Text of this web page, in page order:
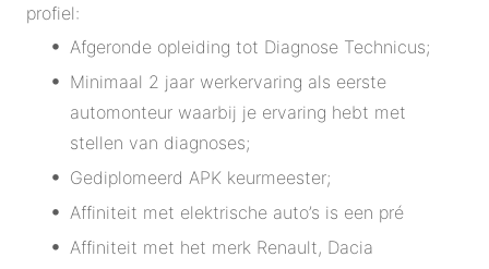
profiel:
Afgeronde opleiding tot Diagnose Technicus;
Minimaal 2 jaar werkervaring als eerste
automonteur waarbij je ervaring hebt met
stellen van diagnoses;
Gediplomeerd APK keurmeester;
Affiniteit met elektrische auto’s is een pré
Affiniteit met het merk Renault, Dacia